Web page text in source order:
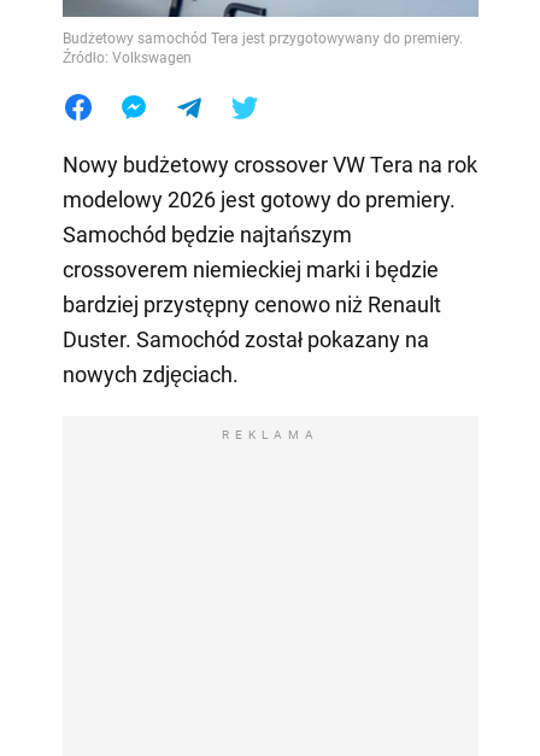
Budżetowy samochód Tera jest przygotowywany do premiery.
Źródło: Volkswagen
Nowy budżetowy crossover VW Tera na rok
modelowy 2026 jest gotowy do premiery.
Samochód będzie najtańszym
crossoverem niemieckiej marki i będzie
bardziej przystępny cenowo niż Renault
Duster. Samochód został pokazany na
nowych zdjęciach.
REKLAMA